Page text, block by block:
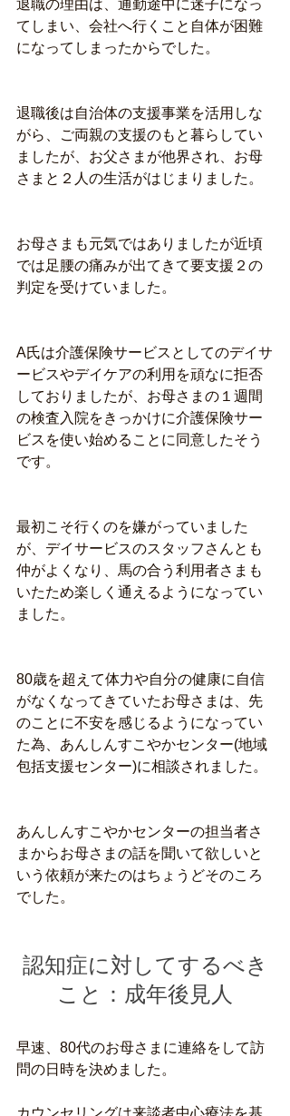
退職の理由は、通勤途中に迷子になっ
てしまい、会社へ行くこと自体が困難
になってしまったからでした。
退職後は自治体の支援事業を活用しな
がら、ご両親の支援のもと暮らしてい
ましたが、お父さまが他界され、お母
さまと２人の生活がはじまりました。
お母さまも元気ではありましたが近頃
では足腰の痛みが出てきて要支援２の
判定を受けていました。
A氏は介護保険サービスとしてのデイサ
ービスやデイケアの利用を頑なに拒否
しておりましたが、お母さまの１週間
の検査入院をきっかけに介護保険サー
ビスを使い始めることに同意したそう
です。
最初こそ行くのを嫌がっていました
が、デイサービスのスタッフさんとも
仲がよくなり、馬の合う利用者さまも
いたため楽しく通えるようになってい
ました。
80歳を超えて体力や自分の健康に自信
がなくなってきていたお母さまは、先
のことに不安を感じるようになってい
た為、あんしんすこやかセンター(地域
包括支援センター)に相談されました。
あんしんすこやかセンターの担当者さ
まからお母さまの話を聞いて欲しいと
いう依頼が来たのはちょうどそのころ
でした。
認知症に対してするべき
こと：成年後見人
早速、80代のお母さまに連絡をして訪
問の日時を決めました。